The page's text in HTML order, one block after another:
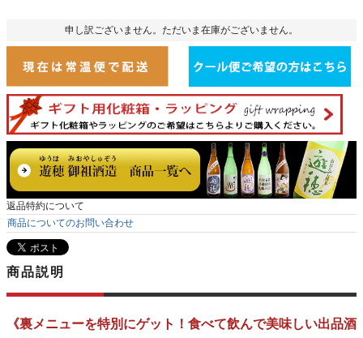
申し訳ございません。ただいま在庫がございません。
返品特約について
商品についてのお問い合わせ
商品説明
《裏メニューを特別にゲット！食べて飲んで美味しい出品酒